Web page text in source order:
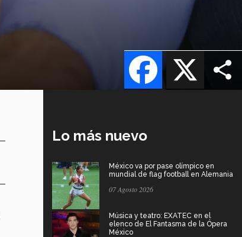
X
Facebook
Lo más nuevo
México va por pase olímpico en
mundial de flag football en Alemania
07 Agosto 2026
Música y teatro: EXATEC en el
elenco de El Fantasma de la Ópera
México